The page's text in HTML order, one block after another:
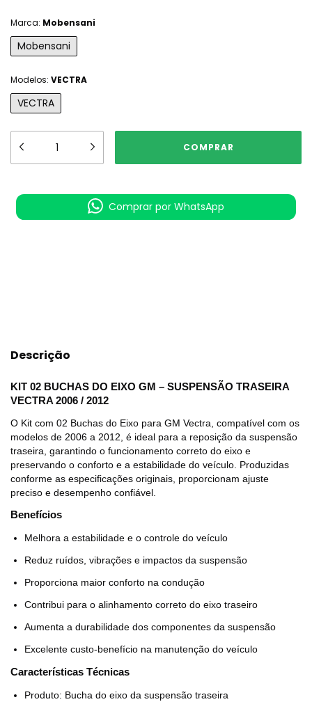
Marca: Mobensani
Mobensani
Modelos: VECTRA
VECTRA
Comprar por WhatsApp
Descrição
KIT 02 BUCHAS DO EIXO GM – SUSPENSÃO TRASEIRA
VECTRA 2006 / 2012
O Kit com 02 Buchas do Eixo para GM Vectra, compatível com os
modelos de 2006 a 2012, é ideal para a reposição da suspensão
traseira, garantindo o funcionamento correto do eixo e
preservando o conforto e a estabilidade do veículo. Produzidas
conforme as especificações originais, proporcionam ajuste
preciso e desempenho confiável.
Benefícios
Melhora a estabilidade e o controle do veículo
Reduz ruídos, vibrações e impactos da suspensão
Proporciona maior conforto na condução
Contribui para o alinhamento correto do eixo traseiro
Aumenta a durabilidade dos componentes da suspensão
Excelente custo-benefício na manutenção do veículo
Características Técnicas
Produto: Bucha do eixo da suspensão traseira